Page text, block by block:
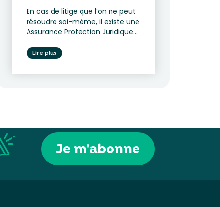
En cas de litige que l’on ne peut
résoudre soi-même, il existe une
Assurance Protection Juridique...
Lire plus
Je m'abonne